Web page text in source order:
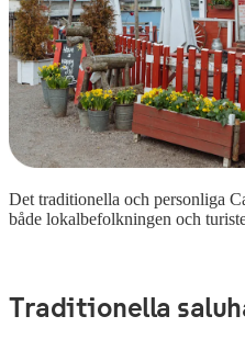
Det traditionella och personliga
både lokalbefolkningen och
Traditionella